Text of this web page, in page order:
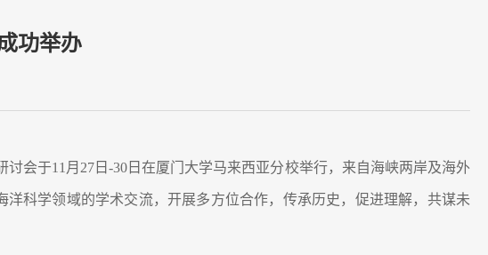
功举办
会于11月27日-30日在厦门大学马来西亚分校举行，来自海峡两岸及海外
科学领域的学术交流，开展多方位合作，传承历史，促进理解，共谋未